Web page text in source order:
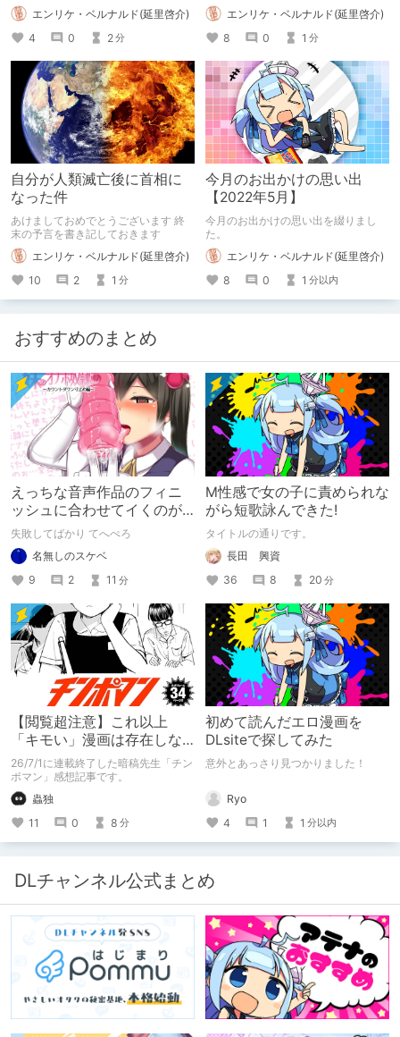
画像はですね、Pixabayというです
ね、インターネットのですね、いわゆ
るフリー素材と呼ばれるものでござい
まして、実にその、素晴らしい作品で
あると、思うわけでございます。
エンリケ・ベルナルド(延里啓介)
4
0 2分
エンリケ・ベルナルド(延里啓介)
8
0 1 分
自分が人類滅亡後に首相に
なった件
あけましておめでとうございます 終
末の予言を書き記しておきます
エンリケ・ベルナルド(延里啓介)
10
2 1 分
今月のお出かけの思い出
【2022年5月】
今月のお出かけの思い出を綴りまし
た。
エンリケ・ベルナルド(延里啓介)
8
0 1 分以内
おすすめのまとめ
えっちな音声作品のフィニ
ッシュに合わせてイくのが
下手すぎる【失敗した話】
失敗してばかり てへぺろ
名無しのスケベ
9
2 11 分
M性感で女の子に責められな
がら短歌詠んできた!
タイトルの通りです。
長田 興資
36
8 20 分
【閲覧超注意】これ以上
「キモい」漫画は存在しな
い？チンポマンとかいう
「魂の殺人」の完成形
26/7/1に連載終了した暗稿先生「チン
ポマン」感想記事です。
蟲独
11
0 8 分
初めて読んだエロ漫画を
DLsiteで探してみた
意外とあっさり見つかりました！
Ryo
4
1 1 分以内
DLチャンネル公式まとめ